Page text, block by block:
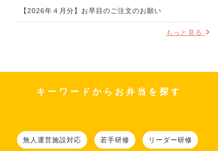
【2026年４月分】お早目のご注文のお願い
もっと見る
キーワードからお弁当を探す
無人運営施設対応 若手研修 リーダー研修